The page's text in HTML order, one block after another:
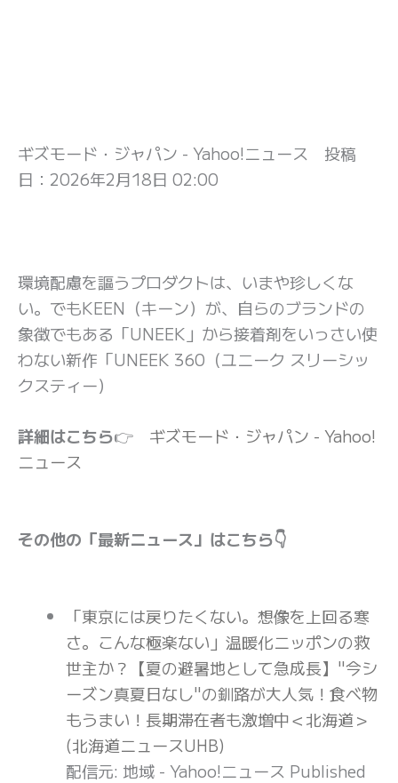
ギズモード・ジャパン - Yahoo!ニュース 投稿
日： 2026年2月18日 02:00
環境配慮を謳うプロダクトは、いまや珍しくな
い。でもKEEN（キーン）が、自らのブランドの
象徴でもある「UNEEK」から接着剤をいっさい使
わない新作「UNEEK 360（ユニーク スリーシッ
クスティー）
詳細はこちら👉 ギズモード・ジャパン - Yahoo!
ニュース
その他の「最新ニュース」はこちら👇
「東京には戻りたくない。想像を上回る寒
さ。こんな極楽ない」温暖化ニッポンの救
世主か？【夏の避暑地として急成長】"今シ
ーズン真夏日なし"の釧路が大人気！食べ物
もうまい！長期滞在者も激増中＜北海道＞
(北海道ニュースUHB)
配信元: 地域 - Yahoo!ニュース Published